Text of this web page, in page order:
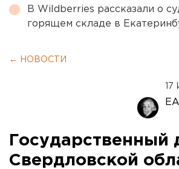
В Wildberries рассказали о
горящем складе в
← НОВОСТИ
Государственный
Свердловской